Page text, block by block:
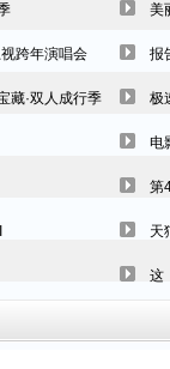
美
跨年演唱会 报
藏·双人成行季 极
电
第
天
这